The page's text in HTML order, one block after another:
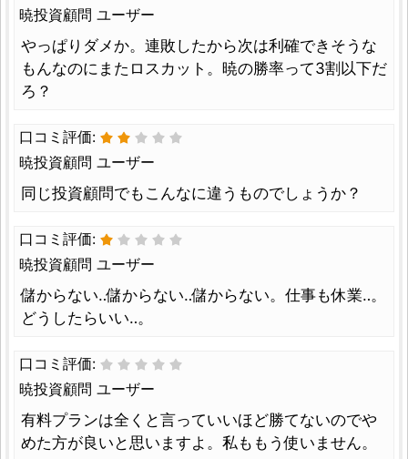
暁投資顧問 ユーザー
やっぱりダメか。連敗したから次は利確できそうな
もんなのにまたロスカット。暁の勝率って3割以下だ
ろ？
口コミ評価:
暁投資顧問 ユーザー
同じ投資顧問でもこんなに違うものでしょうか？
口コミ評価:
暁投資顧問 ユーザー
儲からない‥儲からない‥儲からない。仕事も休業‥。
どうしたらいい‥。
口コミ評価:
暁投資顧問 ユーザー
有料プランは全くと言っていいほど勝てないのでや
めた方が良いと思いますよ。私ももう使いません。